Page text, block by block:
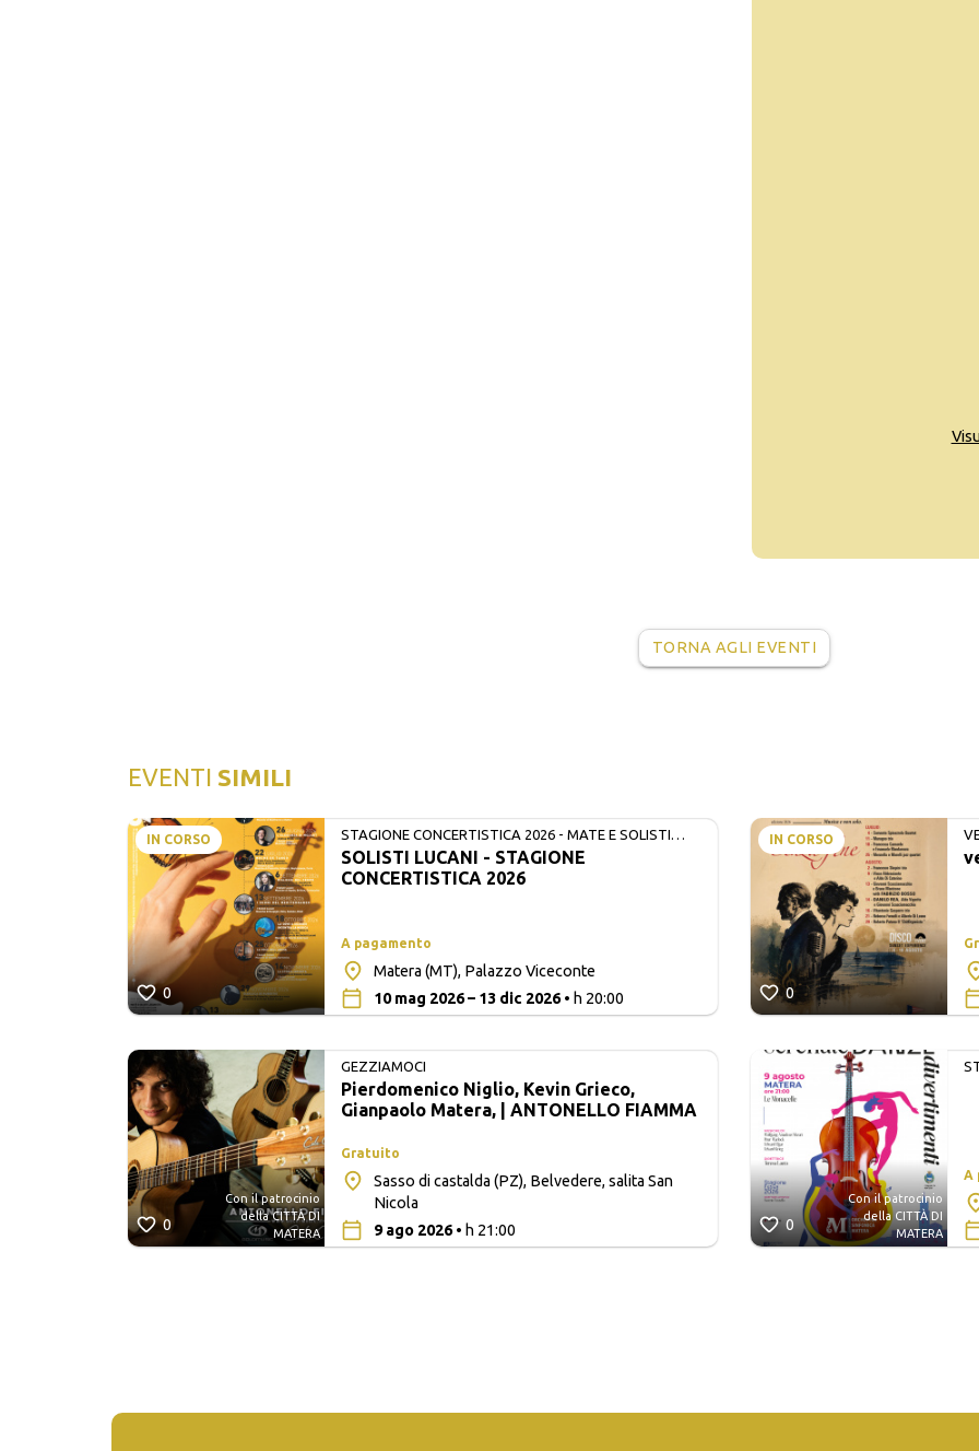
TORNA AGLI EVENTI
EVENTI SIMILI
IN CORSO
0
STAGIONE CONCERTISTICA 2026 - MATE E SOLISTI
LUCANI
SOLISTI LUCANI - STAGIONE
CONCERTISTICA 2026
A pagamento
Matera (MT), Palazzo Viceconte
10 mag 2026 – 13 dic 2026• h 20:00
0
Con il patrocinio
della CITTÀ DI
MATERA
GEZZIAMOCI
Pierdomenico Niglio, Kevin Grieco,
Gianpaolo Matera, | ANTONELLO FIAMMA
Gratuito
Sasso di castalda (PZ), Belvedere, salita San
Nicola
9 ago 2026• h 21:00
IN CORSO
0
0
Con il patrocinio
della CITTÀ DI
MATERA
A